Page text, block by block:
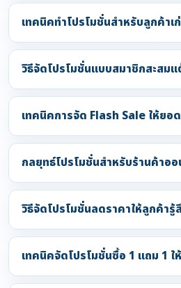
เทคนิคทำโปรโมชั่นสำหรับลูกค้าเ
วิธีจัดโปรโมชั่นแบบสมาชิกสะสม
เทคนิคการจัด Flash Sale ให้ยอ
กลยุทธ์โปรโมชั่นสำหรับร้านค้าออ
วิธีจัดโปรโมชั่นลดราคาให้ลูกค้ารู้
เทคนิคจัดโปรโมชั่นซื้อ 1 แถม 1 ใ